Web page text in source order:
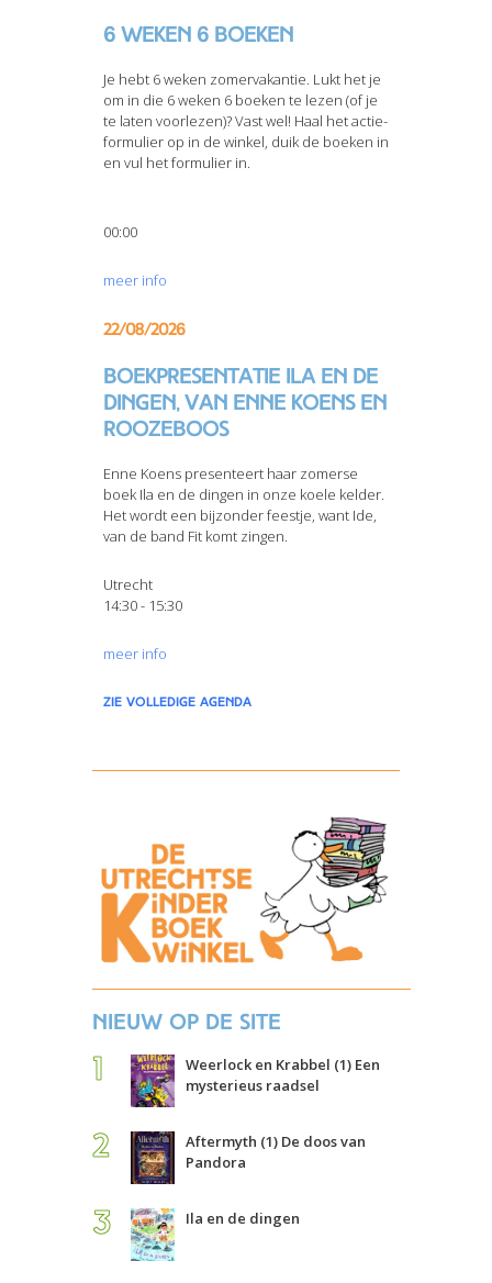
6 weken 6 boeken
Je hebt 6 weken zomervakantie. Lukt het je
om in die 6 weken 6 boeken te lezen (of je
te laten voorlezen)? Vast wel! Haal het actie-
formulier op in de winkel, duik de boeken in
en vul het formulier in.
00:00
meer info
22/08/2026
Boekpresentatie Ila en de
dingen, van Enne Koens en
Roozeboos
Enne Koens presenteert haar zomerse
boek Ila en de dingen in onze koele kelder.
Het wordt een bijzonder feestje, want Ide,
van de band Fit komt zingen.
Utrecht
14:30 - 15:30
meer info
zie volledige agenda
Nieuw op de site
Weerlock en Krabbel (1) Een
mysterieus raadsel
Aftermyth (1) De doos van
Pandora
Ila en de dingen